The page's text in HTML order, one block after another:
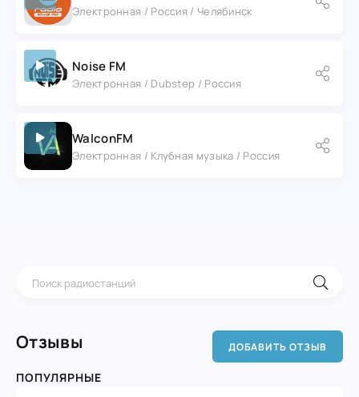
Электронная / Россия / Челябинск
Noise FM
Электронная / Dubstep / Россия
WalconFM
Электронная / Клубная музыка / Россия
Отзывы ДОБАВИТЬ ОТЗЫВ
ПОПУЛЯРНЫЕ